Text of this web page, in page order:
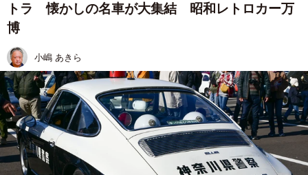
トラ 懐かしの名車が大集結 昭和レトロカー万
博
小嶋 あきら